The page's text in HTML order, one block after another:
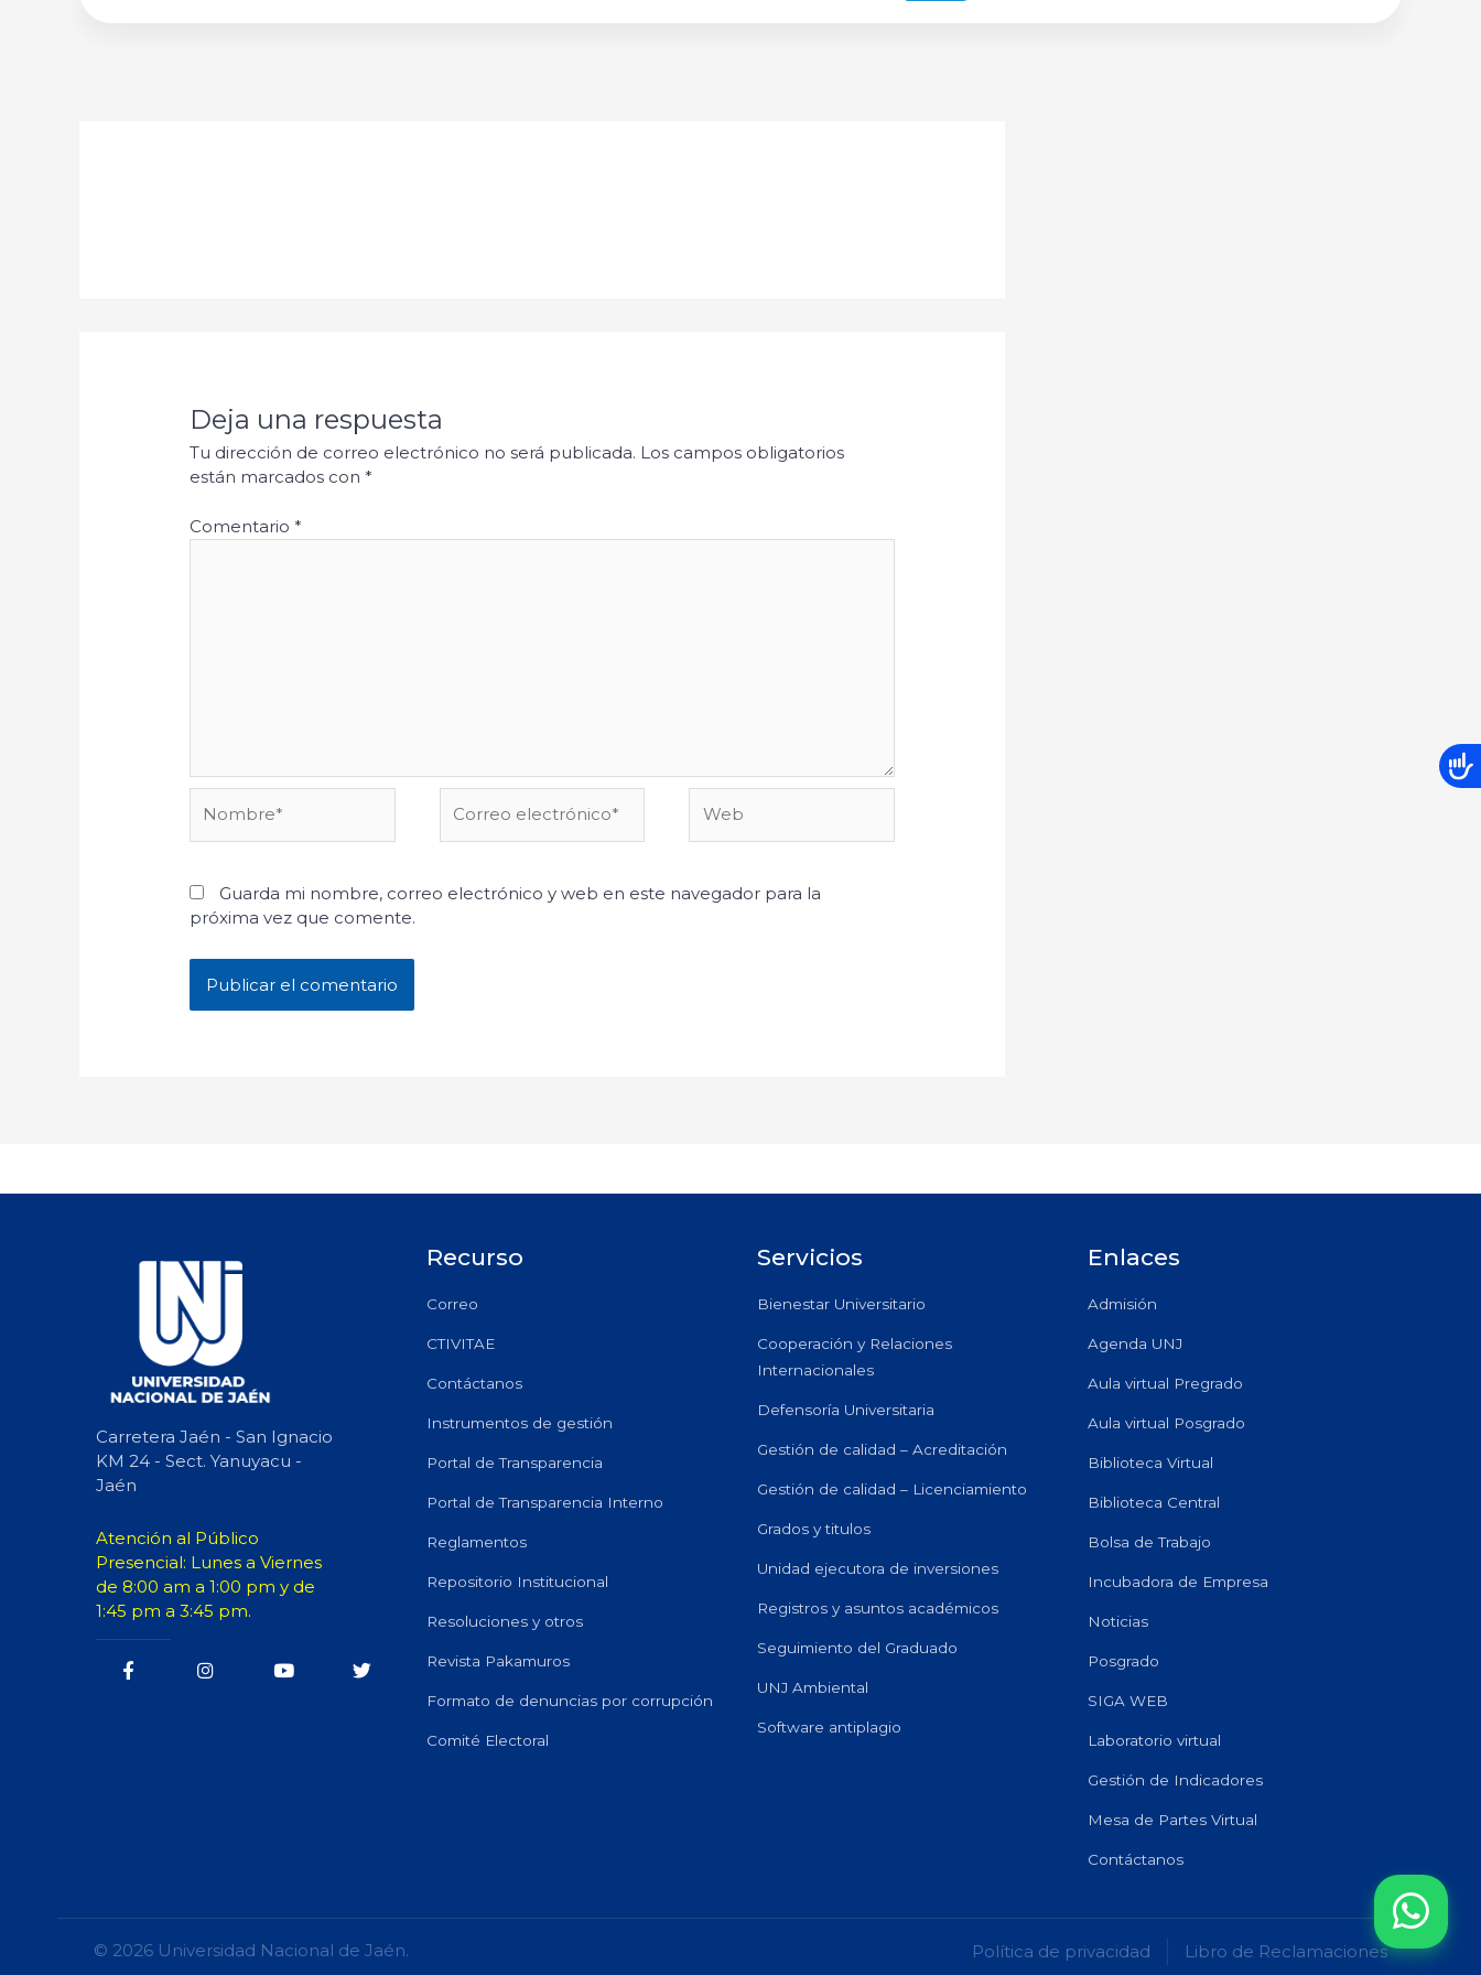
Deja una respuesta
Tu dirección de correo electrónico no será publicada. Los campos obligatorios
están marcados con*
Comentario*
electrónico*
Guarda mi nombre, correo electrónico y web en este navegador para la
próxima vez que comente.
Carretera Jaén - San Ignacio
KM 24 - Sect. Yanuyacu -
Jaén
Atención al Público
Presencial: Lunes a Viernes
de 8:00 am a 1:00 pm y de
1:45 pm a 3:45 pm.
Recurso
Correo
CTIVITAE
Contáctanos
Instrumentos de gestión
Portal de Transparencia
Portal de Transparencia Interno
Reglamentos
Repositorio Institucional
Resoluciones y otros
Revista Pakamuros
Formato de denuncias por corrupción
Comité Electoral
Servicios
Bienestar Universitario
Cooperación y Relaciones
Internacionales
Defensoría Universitaria
Gestión de calidad – Acreditación
Gestión de calidad – Licenciamiento
Grados y titulos
Unidad ejecutora de inversiones
Registros y asuntos académicos
Seguimiento del Graduado
UNJ Ambiental
Software antiplagio
Enlaces
Admisión
Agenda UNJ
Aula virtual Pregrado
Aula virtual Posgrado
Biblioteca Virtual
Biblioteca Central
Bolsa de Trabajo
Incubadora de Empresa
Noticias
Posgrado
SIGA WEB
Laboratorio virtual
Gestión de Indicadores
Mesa de Partes Virtual
Contáctanos
© 2026 Universidad Nacional de Jaén. Política de privacidad Libro de Reclamaciones